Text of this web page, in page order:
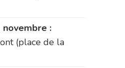
novembre :
(place de la